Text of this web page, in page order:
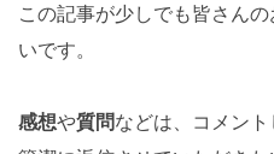
この記事が少しでも皆さん
いです。
感想や質問などは、コメン